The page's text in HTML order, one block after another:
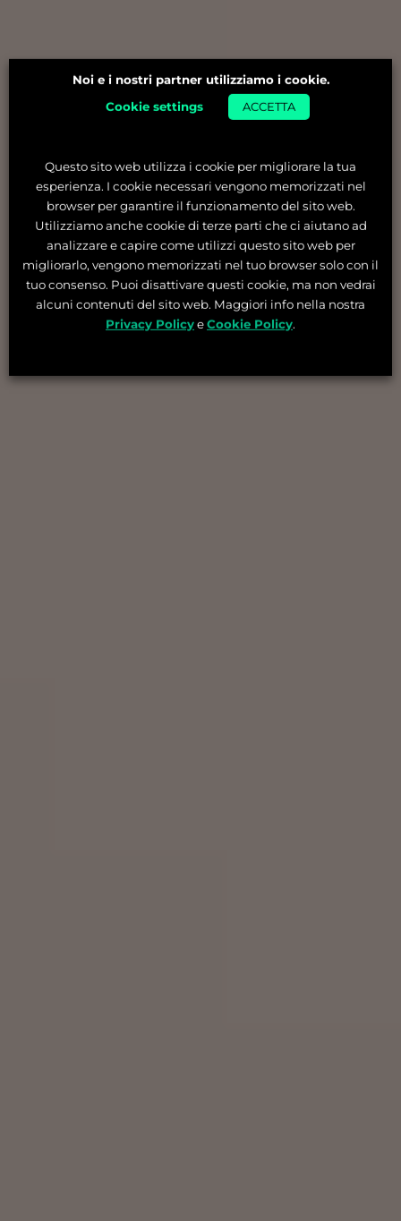
Noi e i nostri partner utilizziamo i cookie.
Cookie settings
ACCETTA
Questo sito web utilizza i cookie per migliorare la tua
esperienza. I cookie necessari vengono memorizzati nel
browser per garantire il funzionamento del sito web.
Utilizziamo anche cookie di terze parti che ci aiutano ad
analizzare e capire come utilizzi questo sito web per
migliorarlo, vengono memorizzati nel tuo browser solo con il
tuo consenso. Puoi disattivare questi cookie, ma non vedrai
alcuni contenuti del sito web. Maggiori info nella nostra
Privacy PolicyeCookie Policy.